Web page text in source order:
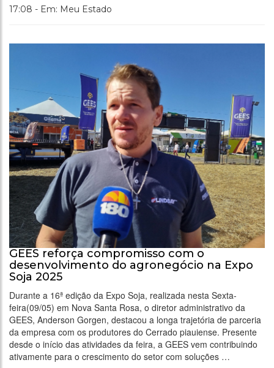
17:08 - Em: Meu Estado
GEES reforça compromisso com o
desenvolvimento do agronegócio na Expo
Soja 2025
Durante a 16ª edição da Expo Soja, realizada nesta Sexta-
feira(09/05) em Nova Santa Rosa, o diretor administrativo da
GEES, Anderson Gorgen, destacou a longa trajetória de parceria
da empresa com os produtores do Cerrado piauiense. Presente
desde o início das atividades da feira, a GEES vem contribuindo
ativamente para o crescimento do setor com soluções …